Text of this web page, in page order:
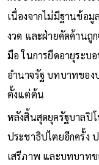
เนื่องจากไม่มีฐานข้อ
งวด และฝ่ายคัดค้านถู
มือ ในการยืดอายุระบ
อำนาจรัฐ บทบาทขอ
ตั้งแต่ต้น
หลังสิ้นสุดยุครัฐบาลปิ
ประชาธิปไตยอีกครั้ง
เสรีภาพ และบทบาทข